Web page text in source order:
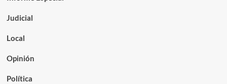
Judicial
Local
Opinión
Política